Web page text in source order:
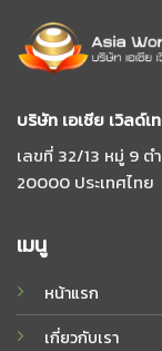
บริษัท เอเชีย เวิลด์เ
เลขที่ 32/13 หมู่ 9
20000 ประเทศไทย
เมนู
หน้าแรก
เกี่ยวกับเรา